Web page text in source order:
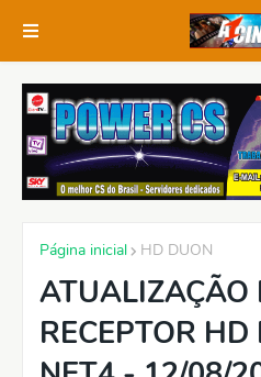
Página inicial HD DUON
ATUALIZAÇÃO
RECEPTOR